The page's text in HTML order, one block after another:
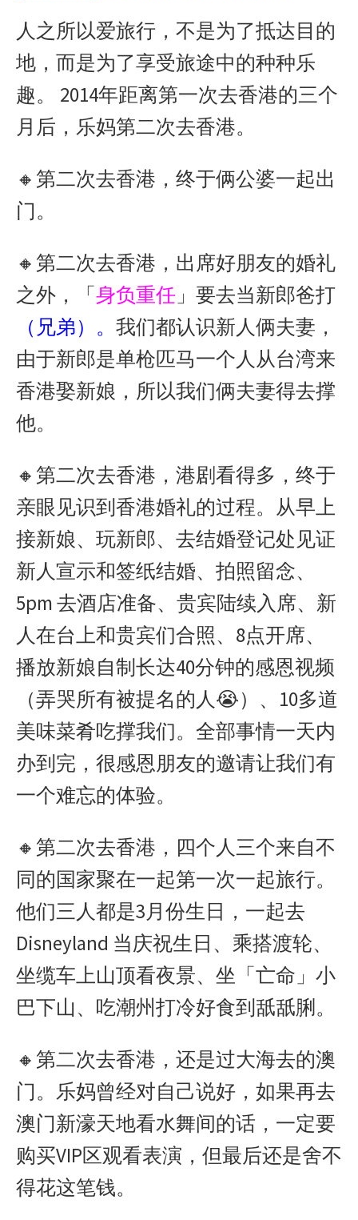
c
b
o
k
s
e
n
g
e
a
s
A
p
n
i
t
e
n
W
e
a
e
人之所以爱旅行，不是为了抵达目的
地，而是为了享受旅途中的种种乐
趣。 2014年距离第一次去香港的三个
月后，乐妈第二次去香港。
🔸第二次去香港，终于俩公婆一起出
门。
🔸第二次去香港，出席好朋友的婚礼
之外，「身负重任 」要去当新郎爸打
（兄弟）。 我们都认识新人俩夫妻，
由于新郎是单枪匹马一个人从台湾来
香港娶新娘，所以我们俩夫妻得去撑
他。
🔸第二次去香港，港剧看得多，终于
亲眼见识到香港婚礼的过程。从早上
接新娘、玩新郎、去结婚登记处见证
新人宣示和签纸结婚、拍照留念、
5pm 去酒店准备、贵宾陆续入席、新
人在台上和贵宾们合照、8点开席、
播放新娘自制长达40分钟的感恩视频
（弄哭所有被提名的人😭）、10多道
美味菜肴吃撑我们。全部事情一天内
办到完，很感恩朋友的邀请让我们有
一个难忘的体验。
🔸第二次去香港，四个人三个来自不
同的国家聚在一起第一次一起旅行。
他们三人都是3月份生日，一起去
Disneyland 当庆祝生日、乘搭渡轮、
坐缆车上山顶看夜景、坐「亡命」小
巴下山、吃潮州打冷好食到舐舐脷。
🔸第二次去香港，还是过大海去的澳
门。乐妈曾经对自己说好，如果再去
澳门新濠天地看水舞间的话，一定要
购买VIP区观看表演，但最后还是舍不
得花这笔钱。